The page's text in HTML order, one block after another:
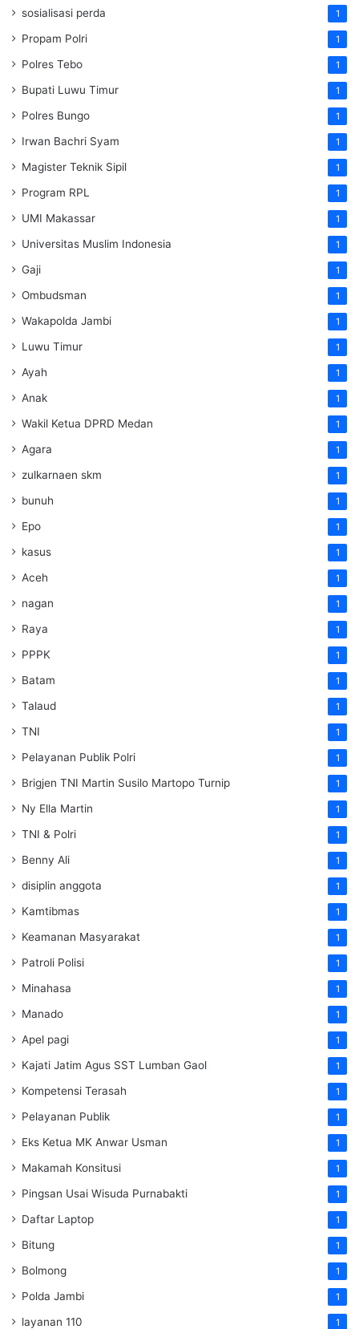
sosialisasi perda 1
Propam Polri 1
Polres Tebo 1
Bupati Luwu Timur 1
Polres Bungo 1
Irwan Bachri Syam 1
Magister Teknik Sipil 1
Program RPL 1
UMI Makassar 1
Universitas Muslim Indonesia 1
Gaji 1
Ombudsman 1
Wakapolda Jambi 1
Luwu Timur 1
Ayah 1
Anak 1
Wakil Ketua DPRD Medan 1
Agara 1
zulkarnaen skm 1
bunuh 1
Epo 1
kasus 1
Aceh 1
nagan 1
Raya 1
PPPK 1
Batam 1
Talaud 1
TNI 1
Pelayanan Publik Polri 1
Brigjen TNI Martin Susilo Martopo Turnip 1
Ny Ella Martin 1
TNI & Polri 1
Benny Ali 1
disiplin anggota 1
Kamtibmas 1
Keamanan Masyarakat 1
Patroli Polisi 1
Minahasa 1
Manado 1
Apel pagi 1
Kajati Jatim Agus SST Lumban Gaol 1
Kompetensi Terasah 1
Pelayanan Publik 1
Eks Ketua MK Anwar Usman 1
Makamah Konsitusi 1
Pingsan Usai Wisuda Purnabakti 1
Daftar Laptop 1
Bitung 1
Bolmong 1
Polda Jambi 1
layanan 110 1